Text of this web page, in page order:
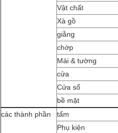
Vật chất
Xà gồ
giằng
chớp
Mái & tường
cửa
Cửa sổ
bề mặt
các thành phần
tấm
Phụ kiện